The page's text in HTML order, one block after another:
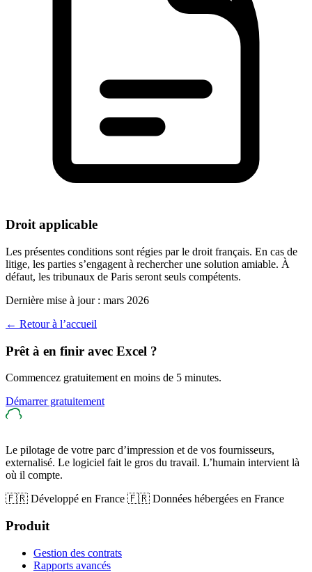
Droit applicable
Les présentes conditions sont régies par le droit français. En cas de
litige, les parties s’engagent à rechercher une solution amiable. À
défaut, les tribunaux de Paris seront seuls compétents.
Dernière mise à jour : mars 2026
← Retour à l’accueil
Prêt à en finir avec Excel ?
Commencez gratuitement en moins de 5 minutes.
Démarrer gratuitement
Le pilotage de votre parc d’impression et de vos fournisseurs,
externalisé. Le logiciel fait le gros du travail. L’humain intervient là
où il compte.
🇫🇷 Développé en France 🇫🇷 Données hébergées en France
Produit
Gestion des contrats
Rapports avancés